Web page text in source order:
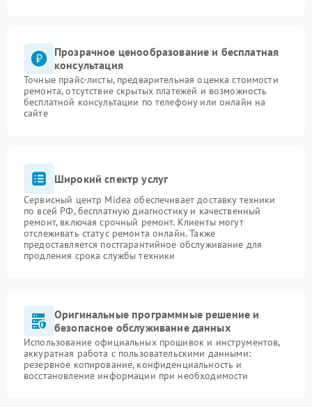
Прозрачное ценообразование и бесплатная
консультация
Точные прайс-листы, предварительная оценка стоимости
ремонта, отсутствие скрытых платежей и возможность
бесплатной консультации по телефону или онлайн на
сайте
Широкий спектр услуг
Сервисный центр Midea обеспечивает доставку техники
по всей РФ, бесплатную диагностику и качественный
ремонт, включая срочный ремонт. Клиенты могут
отслеживать статус ремонта онлайн. Также
предоставляется постгарантийное обслуживание для
продления срока службы техники
Оригинальные программные решение и
безопасное обслуживание данных
Использование официальных прошивок и инструментов,
аккуратная работа с пользовательскими данными:
резервное копирование, конфиденциальность и
восстановление информации при необходимости